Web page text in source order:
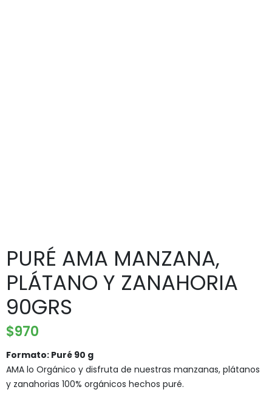
PURÉ AMA MANZANA,
PLÁTANO Y ZANAHORIA
90GRS
$970
Formato: Puré 90 g
AMA lo Orgánico y disfruta de nuestras manzanas, plátanos
y zanahorias 100% orgánicos hechos puré.